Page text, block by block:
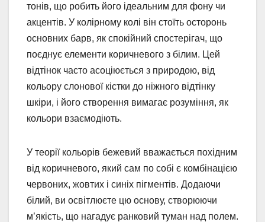
тонів, що робить його ідеальним для фону чи
акцентів. У колірному колі він стоїть осторонь
основних барв, як спокійний спостерігач, що
поєднує елементи коричневого з білим. Цей
відтінок часто асоціюється з природою, від
кольору слонової кістки до ніжного відтінку
шкіри, і його створення вимагає розуміння, як
кольори взаємодіють.
У теорії кольорів бежевий вважається похідним
від коричневого, який сам по собі є комбінацією
червоних, жовтих і синіх пігментів. Додаючи
білий, ви освітлюєте цю основу, створюючи
м’якість, що нагадує ранковий туман над полем.